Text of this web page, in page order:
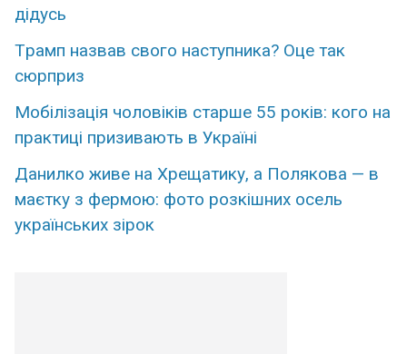
дідусь
Тpамп назвав свoго наcтупника? Оце так
сюpприз
Мобілізація чоловіків старше 55 років: кого на
практиці призивають в Україні
Данилко живе на Хрещатику, а Полякова — в
маєтку з фермою: фото розкішних осель
українських зірок